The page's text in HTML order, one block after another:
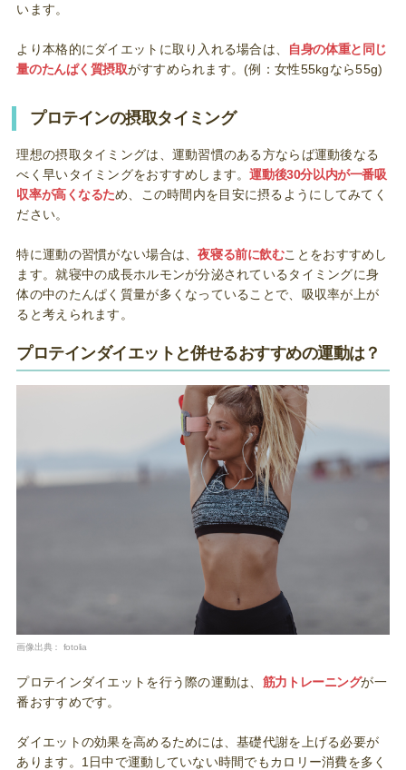
います。
より本格的にダイエットに取り入れる場合は、
自身の体重と同じ
量のたんぱく質摂取がすすめられます。(例：女性55kgなら55g)
プロテインの摂取タイミング
理想の摂取タイミングは、運動習慣のある方ならば運動後なる
べく早いタイミングをおすすめします。運動後30分以内が一番吸
収率が高くなるため、この時間内を目安に摂るようにしてみてく
ださい。
特に運動の習慣がない場合は、夜寝る前に飲むことをおすすめし
ます。就寝中の成長ホルモンが分泌されているタイミングに身
体の中のたんぱく質量が多くなっていることで、吸収率が上が
ると考えられます。
プロテインダイエットと併せるおすすめの運動は？
画像出典： fotolia
プロテインダイエットを行う際の運動は、 筋力トレーニングが一
番おすすめです。
ダイエットの効果を高めるためには、基礎代謝を上げる必要が
あります。1日中で運動していない時間でもカロリー消費を多く